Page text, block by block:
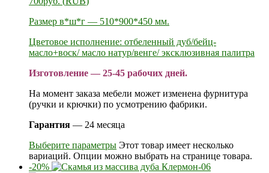
Размер в*ш*г — 510*900*450 мм.
Цветовое исполнение: отбеленный дуб/бейц-
масло+воск/ масло натур/венге/ эксклюзивная палитра
Изготовление — 25-45 рабочих дней.
На момент заказа мебели может изменена фурнитура
(ручки и крючки) по усмотрению фабрики.
Гарантия — 24 месяца
Выберите параметры Этот товар имеет несколько
вариаций. Опции можно выбрать на странице товара.
-20%